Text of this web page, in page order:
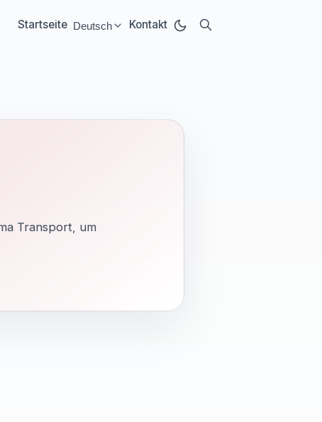
Startseite Select language:
Deutsch Kontakt
Transport, um